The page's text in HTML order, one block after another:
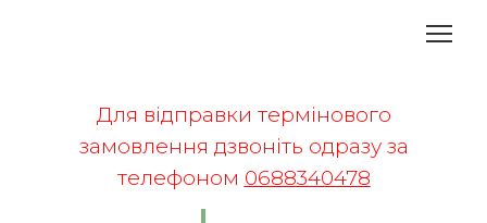
Для відправки термінового
замовлення дзвоніть одразу за
телефоном 0688340478